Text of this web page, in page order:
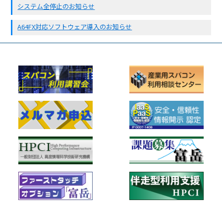
システム全停止のお知らせ
A64FX対応ソフトウェア導入のお知らせ